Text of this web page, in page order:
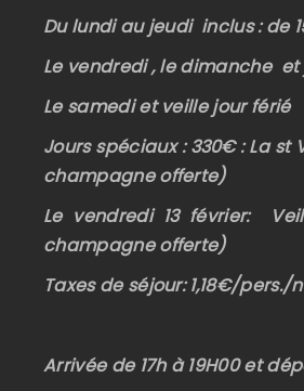
Du lundi au jeudi inclus : de
Le vendredi , le dimanche et
Le samedi et veille jour
Jours spéciaux : 330€ : La
champagne offerte)
Le vendredi 13 février:
champagne offerte)
Taxes de séjour: 1,18€/pers./
Arrivée de 17h à 19H00 et